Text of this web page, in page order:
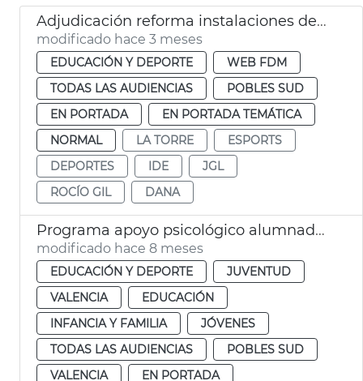
Adjudicación reforma instalaciones deportivas la Torre València
modificado hace 3 meses
EDUCACIÓN Y DEPORTE
WEB FDM
TODAS LAS AUDIENCIAS
POBLES SUD
EN PORTADA
EN PORTADA TEMÁTICA
NORMAL
LA TORRE
ESPORTS
DEPORTES
IDE
JGL
ROCÍO GIL
DANA
Programa apoyo psicológico alumnado dana València
modificado hace 8 meses
EDUCACIÓN Y DEPORTE
JUVENTUD
VALENCIA
EDUCACIÓN
INFANCIA Y FAMILIA
JÓVENES
TODAS LAS AUDIENCIAS
POBLES SUD
VALENCIA
EN PORTADA